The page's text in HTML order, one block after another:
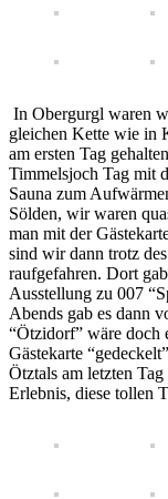
In Obergurgl waren
gleichen Kette wie in
am ersten Tag
Timmelsjoch Tag mit
Sauna zum
Sölden, wir waren
man mit der
sind wir dann trotz
raufgefahren. Dort
Ausstellung zu 007
Abends gab es dann
“Ötzidorf” wäre doch
Gästekarte
Ötztals am letzten
Erlebnis, diese tollen